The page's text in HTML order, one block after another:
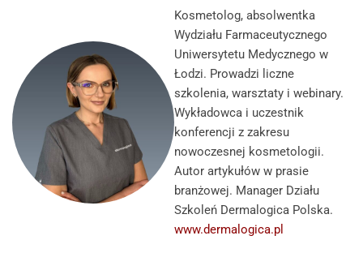
Kosmetolog, absolwentka
Wydziału Farmaceutycznego
Uniwersytetu Medycznego w
Łodzi. Prowadzi liczne
szkolenia, warsztaty i webinary.
Wykładowca i uczestnik
konferencji z zakresu
nowoczesnej kosmetologii.
Autor artykułów w prasie
branżowej. Manager Działu
Szkoleń Dermalogica Polska.
www.dermalogica.pl